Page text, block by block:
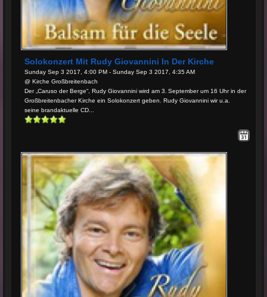
Solokonzert Mit Rudy Giovannini In Der Kirche
Sunday Sep 3 2017, 4:00 PM - Sunday Sep 3 2017, 4:35 AM
@ Kirche Großbreitenbach
Der „Caruso der Berge“, Rudy Giovannini wird am 3. September um 16 Uhr in der
Großbreitenbacher Kirche ein Solokonzert geben. Rudy Giovannini wir u.a.
seine brandaktuelle CD...